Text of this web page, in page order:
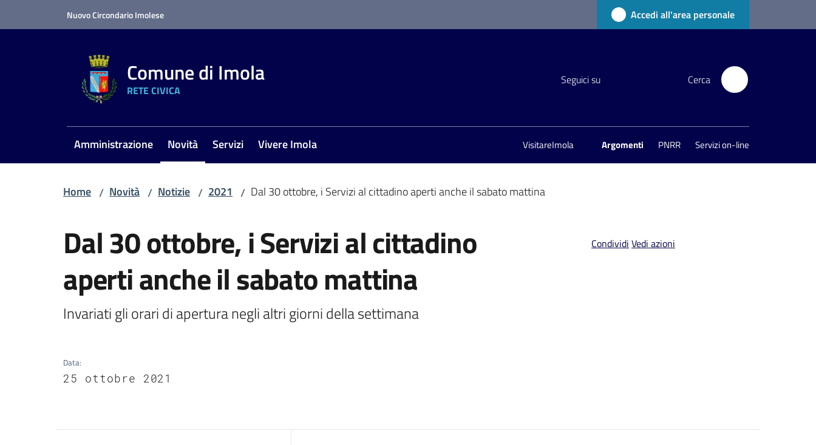
Nuovo Circondario Imolese Accedi all'area personale
Comune di Imola
RETE CIVICA
Seguici su Cerca
Amministrazione Novità
Menu selezionato
Servizi Vivere Imola VisitareImola Argomenti PNRR Servizi on-line
Home / Novità / Notizie / 2021 / Dal 30 ottobre, i Servizi al cittadino aperti anche il sabato mattina
Dal 30 ottobre, i Servizi al cittadino
aperti anche il sabato mattina
Invariati gli orari di apertura negli altri giorni della settimana
Data:
25 ottobre 2021
Condividi Vedi azioni